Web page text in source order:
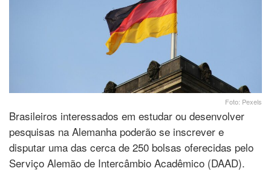
Foto: Pexels
Brasileiros interessados em estudar ou desenvolver
pesquisas na Alemanha poderão se inscrever e
disputar uma das cerca de 250 bolsas oferecidas pelo
Serviço Alemão de Intercâmbio Acadêmico (DAAD).